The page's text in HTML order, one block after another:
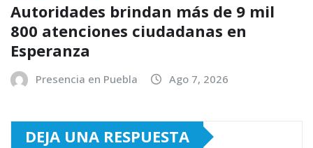
Autoridades brindan más de 9 mil
800 atenciones ciudadanas en
Esperanza
Presencia en Puebla Ago 7, 2026
DEJA UNA RESPUESTA